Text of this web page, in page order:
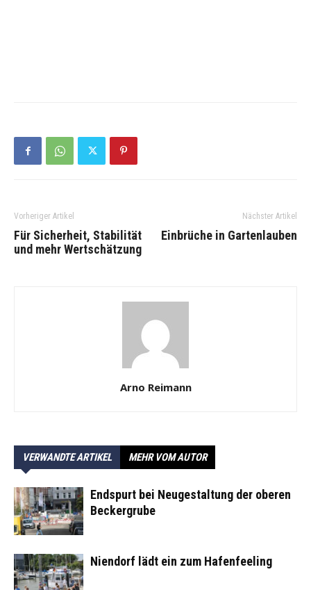
Vorheriger Artikel
Für Sicherheit, Stabilität
und mehr Wertschätzung
Nächster Artikel
Einbrüche in Gartenlauben
Arno Reimann
VERWANDTE ARTIKEL MEHR VOM AUTOR
Endspurt bei Neugestaltung der oberen
Beckergrube
Niendorf lädt ein zum Hafenfeeling